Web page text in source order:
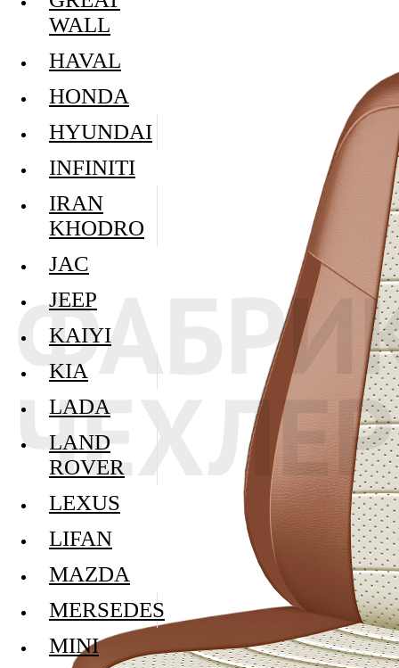
WALL
HAVAL
HONDA
HYUNDAI
INFINITI
IRAN
KHODRO
JAC
JEEP
KAIYI
KIA
LADA
LAND
ROVER
LEXUS
LIFAN
MAZDA
MERSEDES
MINI